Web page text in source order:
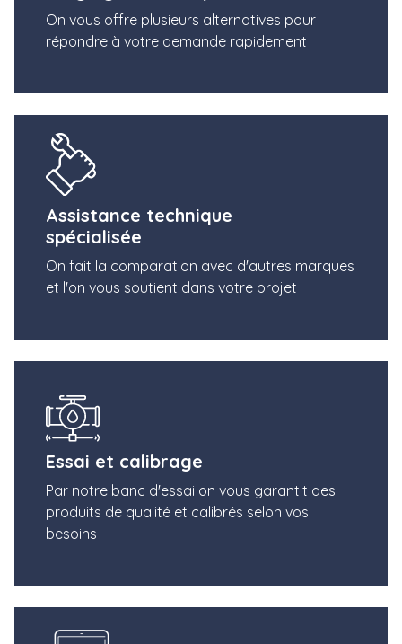
On vous offre plusieurs alternatives pour
répondre à votre demande rapidement
Assistance technique
spécialisée
On fait la comparation avec d'autres marques
et l'on vous soutient dans votre projet
Essai et calibrage
Par notre banc d'essai on vous garantit des
produits de qualité et calibrés selon vos
besoins